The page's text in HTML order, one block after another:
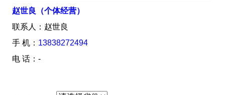
赵世良（个体经营）
联系人：赵世良
手 机： 13838272494
电 话：-